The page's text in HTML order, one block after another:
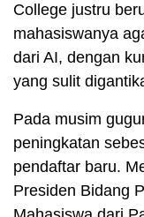
College justru
mahasiswanya
dari AI, dengan
yang sulit
Pada musim
peningkatan
pendaftar baru.
Presiden Bidang